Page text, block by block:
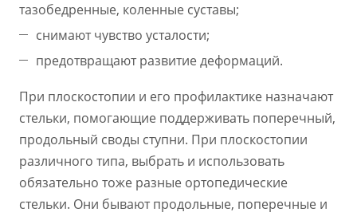
тазобедренные, коленные суставы;
снимают чувство усталости;
предотвращают развитие деформаций.
При плоскостопии и его профилактике назначают
стельки, помогающие поддерживать поперечный,
продольный своды ступни. При плоскостопии
различного типа, выбрать и использовать
обязательно тоже разные ортопедические
стельки. Они бывают продольные, поперечные и